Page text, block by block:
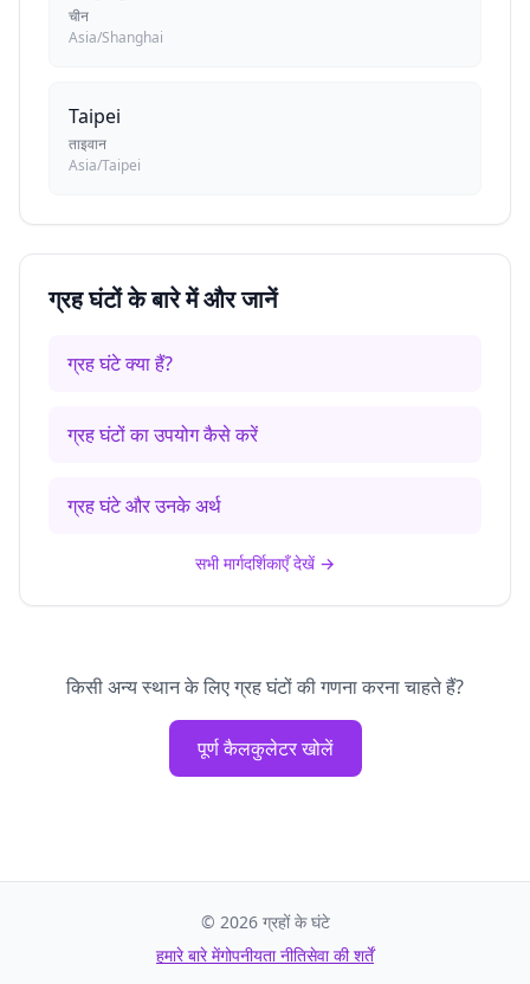
चीन
Asia/Shanghai
Taipei
ताइवान
Asia/Taipei
ग्रह घंटों के बारे में और जानें
ग्रह घंटे क्या हैं?
ग्रह घंटों का उपयोग कैसे करें
ग्रह घंटे और उनके अर्थ
सभी मार्गदर्शिकाएँ देखें →
किसी अन्य स्थान के लिए ग्रह घंटों की गणना करना चाहते हैं?
पूर्ण कैलकुलेटर खोलें
© 2026 ग्रहों के घंटे
हमारे बारे मेंगोपनीयता नीतिसेवा की शर्तें